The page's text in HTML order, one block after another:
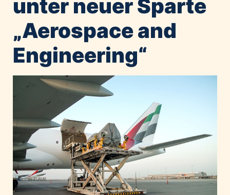
Emirates
Expo 2025 Osaka
Financial Times
GE HealthCare
Home of Work
Huawei Consumer Business Group
JP Immobilien
JYSK
Kroatische Zentrale für Tourismus
List Holding Gruppe
Marble House
unter neuer Sparte
„Aerospace and
Engineering“